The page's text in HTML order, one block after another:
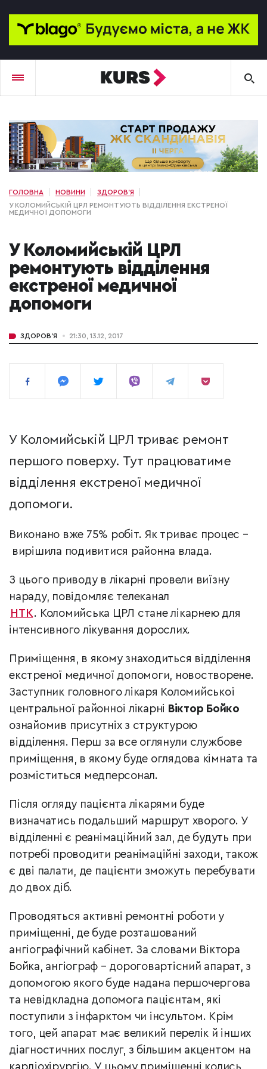
ГОЛОВНА НОВИНИ
ЗДОРОВ'Я
У КОЛОМИЙСЬКІЙ ЦРЛ РЕМОНТУЮТЬ ВІДДІЛЕННЯ ЕКСТРЕНОЇ
МЕДИЧНОЇ ДОПОМОГИ
У Коломийській ЦРЛ
ремонтують відділення
екстреної медичної
допомоги
ЗДОРОВ'Я 21:30, 13.12, 2017
У Коломийській ЦРЛ триває ремонт
першого поверху. Тут працюватиме
відділення екстреної медичної
допомоги.
Виконано вже 75% робіт. Як триває процес –
вирішила подивитися районна влада.
З цього приводу в лікарні провели виїзну
нараду, повідомляє телеканал
НТК. Коломийська ЦРЛ стане лікарнею для
інтенсивного лікування дорослих.
Приміщення, в якому знаходиться відділення
екстреної медичної допомоги, новостворене.
Заступник головного лікаря Коломийської
центральної районної лікарні Віктор Бойко
ознайомив присутніх з структурою
відділення. Перш за все оглянули службове
приміщення, в якому буде оглядова кімната та
розміститься медперсонал.
Після огляду пацієнта лікарями буде
визначатись подальший маршрут хворого. У
відділенні є реанімаційний зал, де будуть при
потребі проводити реанімаційні заходи, також
є дві палати, де пацієнти зможуть перебувати
до двох діб.
Проводяться активні ремонтні роботи у
приміщенні, де буде розташований
ангіографічний кабінет. За словами Віктора
Бойка, ангіограф – дороговартісний апарат, з
допомогою якого буде надана першочергова
та невідкладна допомога пацієнтам, які
поступили з інфарктом чи інсультом. Крім
того, цей апарат має великий перелік й інших
діагностичних послуг, з більшим акцентом на